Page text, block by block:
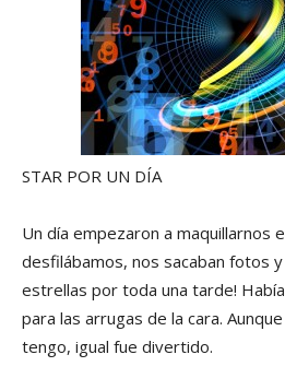
STAR POR UN DÍA
Un día empezaron a maquillarnos
desfilábamos, nos sacaban fotos y
estrellas por toda una tarde!
para las arrugas de la cara.
tengo, igual fue divertido.